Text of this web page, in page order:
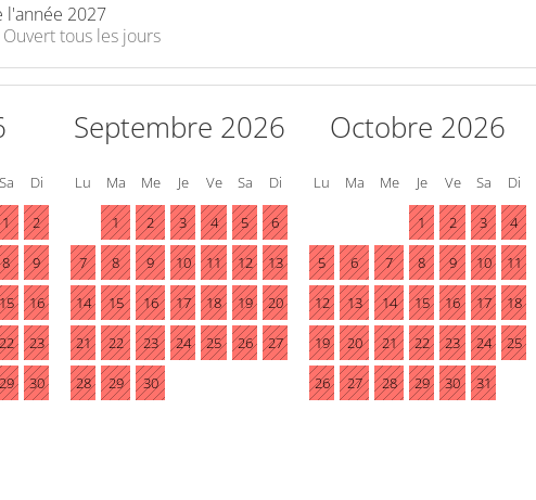
l'année 2027
Ouverttous les jours
Sa Di
1 2
8 9
16
23
30
Septembre 2026
Lu Ma Me Je Ve Sa Di
1 2 3 4 5 6
7 8 9 10 11 12 13
14 15 16 17 18 19 20
21 22 23 24 25 26 27
28 29 30
Octobre 2026
Lu Ma Me Je Ve Sa Di
1 2 3 4
5 6 7 8 9 10 11
12 13 14 15 16 17 18
19 20 21 22 23 24 25
26 27 28 29 30 31